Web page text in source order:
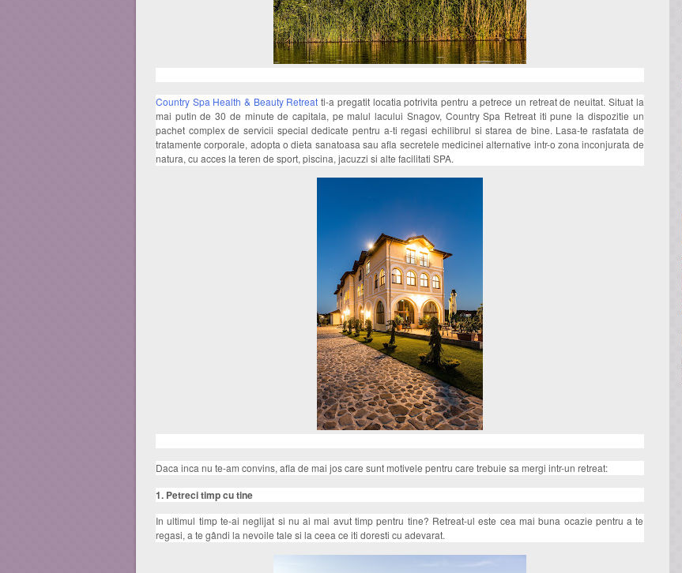
Country Spa Health & Beauty Retreat ti-a pregatit locatia potrivita pentru a petrece un retreat de neuitat. Situat la
mai putin de 30 de minute de capitala, pe malul lacului Snagov, Country Spa Retreat iti pune la dispozitie un
pachet complex de servicii special dedicate pentru a-ti regasi echilibrul si starea de bine. Lasa-te rasfatata de
tratamente corporale, adopta o dieta sanatoasa sau afla secretele medicinei alternative intr-o zona inconjurata de
natura, cu acces la teren de sport, piscina, jacuzzi si alte facilitati SPA.
Daca inca nu te-am convins, afla de mai jos care sunt motivele pentru care trebuie sa mergi intr-un retreat:
1. Petreci timp cu tine
In ultimul timp te-ai neglijat si nu ai mai avut timp pentru tine? Retreat-ul este cea mai buna ocazie pentru a te
regasi, a te gândi la nevoile tale si la ceea ce iti doresti cu adevarat.